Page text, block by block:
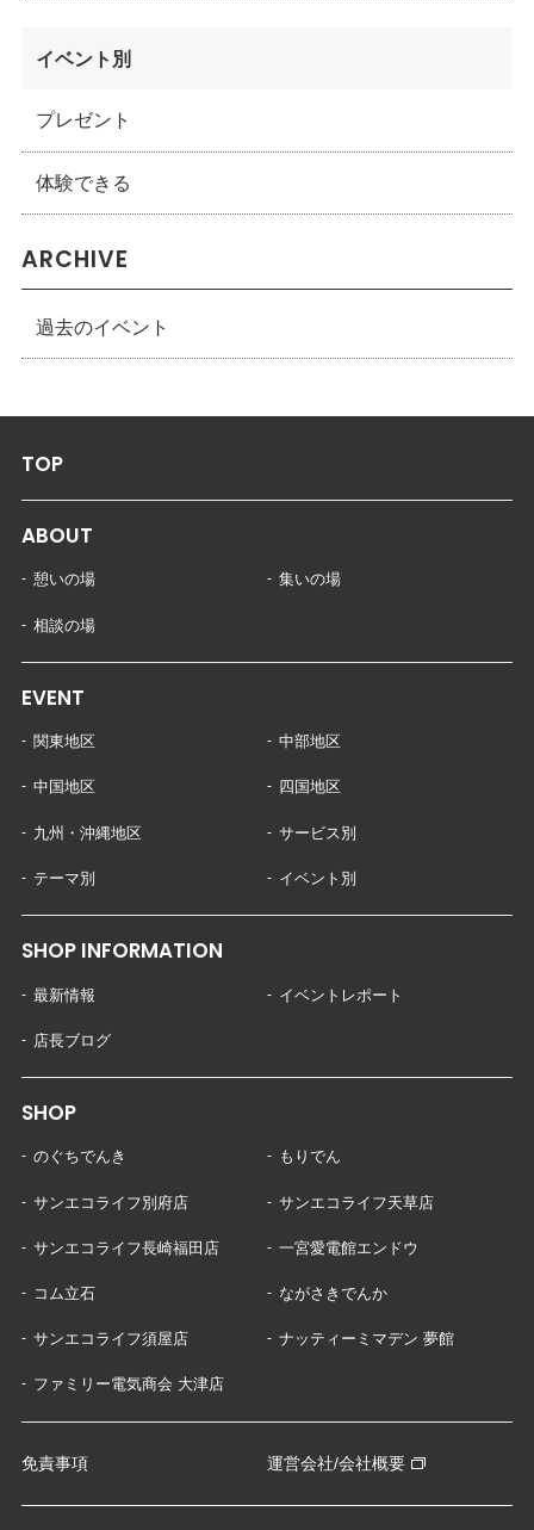
イベント別
プレゼント
体験できる
ARCHIVE
過去のイベント
TOP
ABOUT
憩いの場 集いの場
相談の場
EVENT
関東地区 中部地区
中国地区 四国地区
九州・沖縄地区 サービス別
テーマ別 イベント別
SHOP INFORMATION
最新情報 イベントレポート
店長ブログ
SHOP
のぐちでんき もりでん
サンエコライフ別府店 サンエコライフ天草店
サンエコライフ長崎福田店 一宮愛電館エンドウ
コム立石 ながさきでんか
サンエコライフ須屋店 ナッティーミマデン 夢館
ファミリー電気商会 大津店
免責事項 運営会社/会社概要